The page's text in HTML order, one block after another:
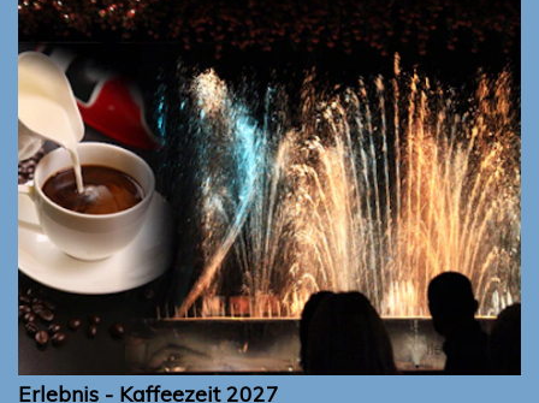
Erlebnis - Kaffeezeit 2027